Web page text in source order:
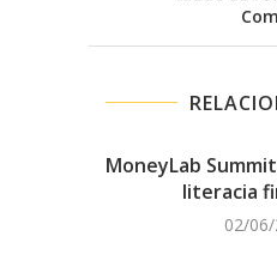
MoneyLab
literacia
02/